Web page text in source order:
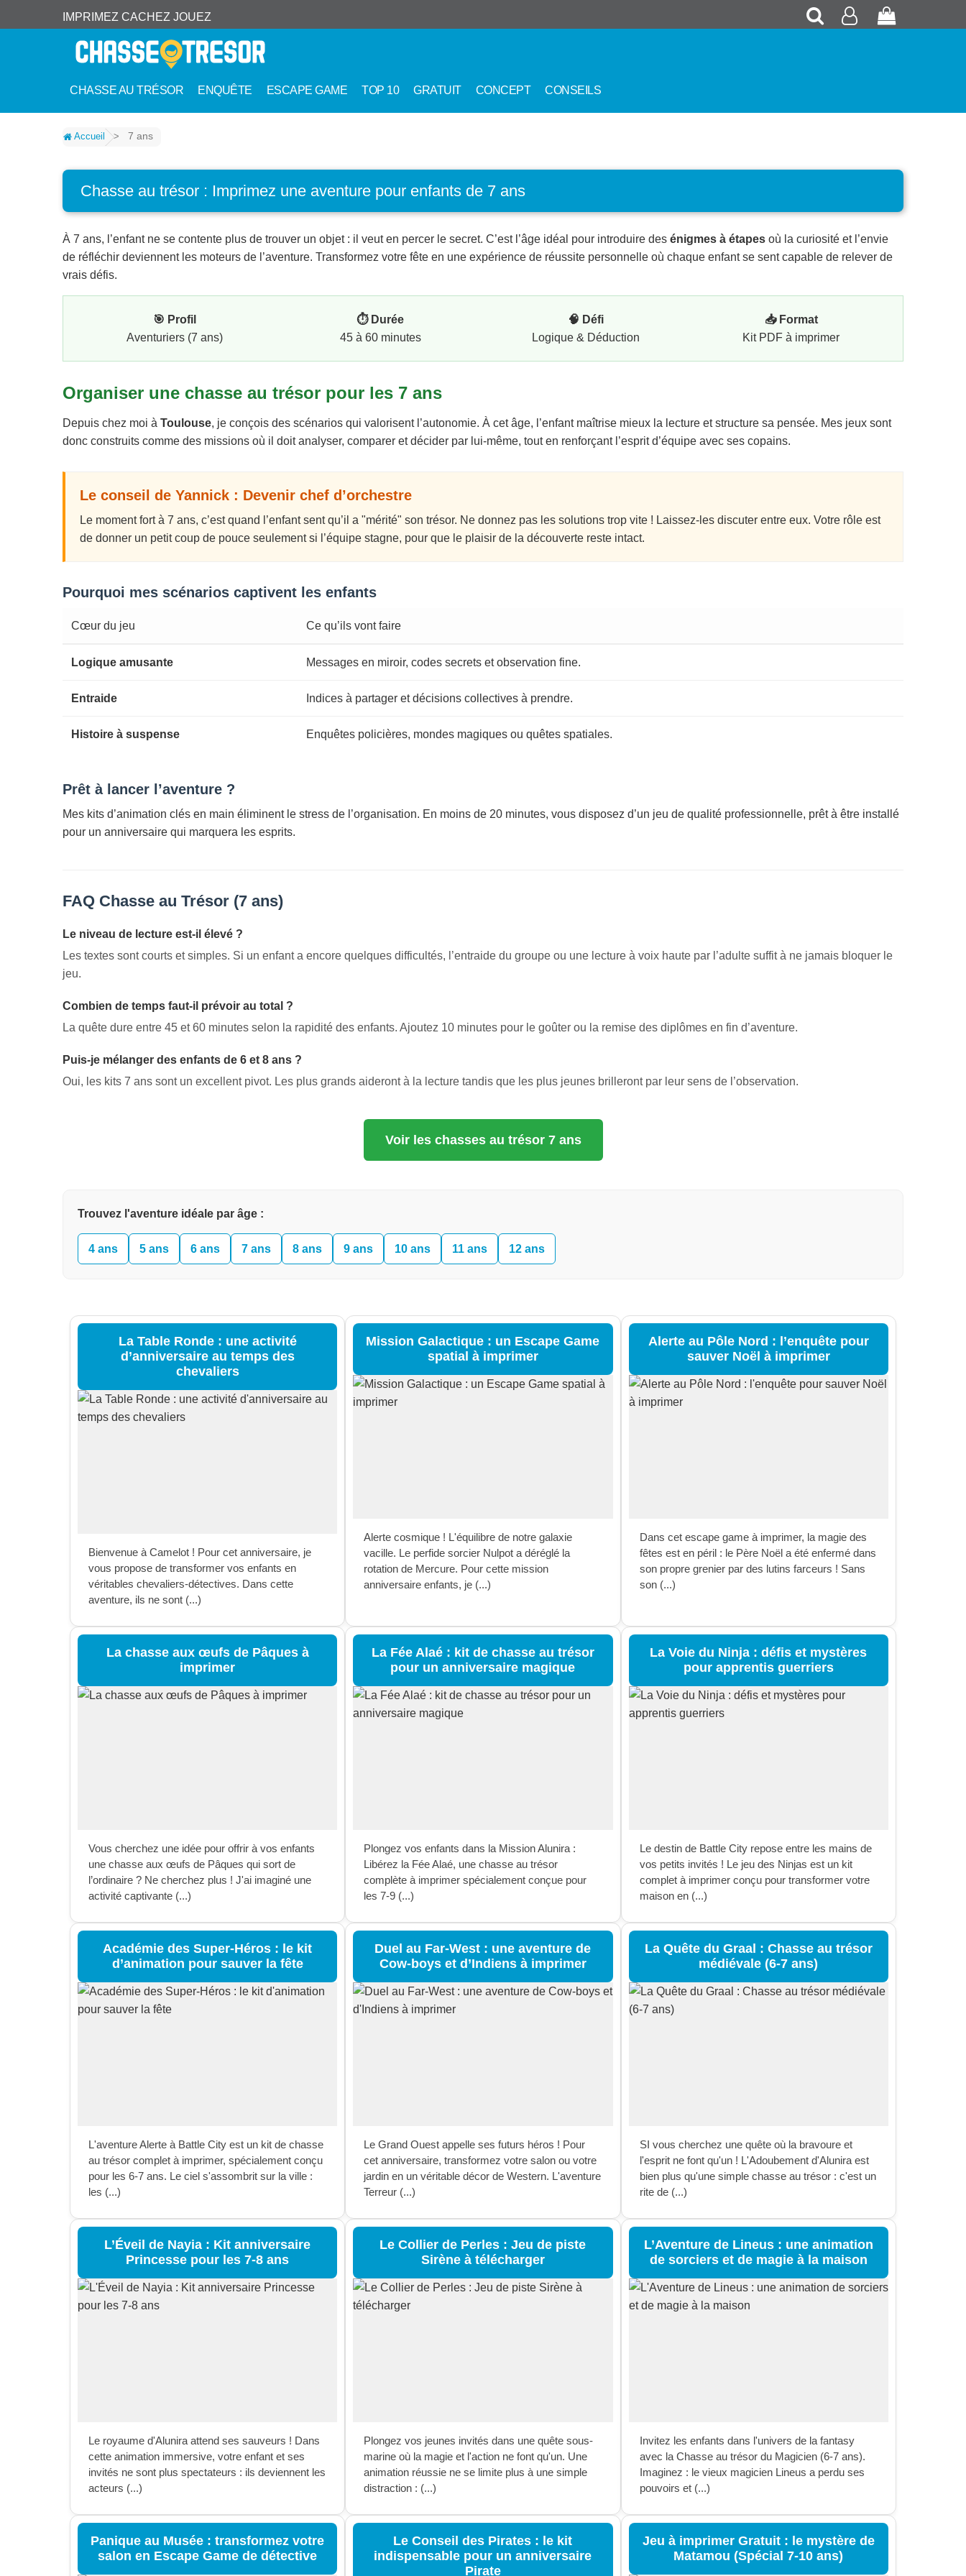
IMPRIMEZ CACHEZ JOUEZ Recherche
Mon
CHASSE AU TRÉSOR ENQUÊTE ESCAPE GAME TOP 10 GRATUIT CONCEPT CONSEILS
Accueil > 7 ans
Chasse au trésor : Imprimez une aventure pour enfants de 7 ans
À 7 ans, l’enfant ne se contente plus de trouver un objet : il veut en percer le secret. C’est l’âge idéal pour introduire des énigmes à étapes où la curiosité et l’envie
de réfléchir deviennent les moteurs de l’aventure. Transformez votre fête en une expérience de réussite personnelle où chaque enfant se sent capable de relever de
vrais défis.
🎯 Profil
Aventuriers (7 ans)
⏱️ Durée
45 à 60 minutes
🧠 Défi
Logique & Déduction
📥 Format
Kit PDF à imprimer
Organiser une chasse au trésor pour les 7 ans
Depuis chez moi à Toulouse, je conçois des scénarios qui valorisent l’autonomie. À cet âge, l’enfant maîtrise mieux la lecture et structure sa pensée. Mes jeux sont
donc construits comme des missions où il doit analyser, comparer et décider par lui-même, tout en renforçant l’esprit d’équipe avec ses copains.
Le conseil de Yannick : Devenir chef d’orchestre
Le moment fort à 7 ans, c’est quand l’enfant sent qu’il a "mérité" son trésor. Ne donnez pas les solutions trop vite ! Laissez-les discuter entre eux. Votre rôle est
de donner un petit coup de pouce seulement si l’équipe stagne, pour que le plaisir de la découverte reste intact.
Pourquoi mes scénarios captivent les enfants
Cœur du jeu Ce qu’ils vont faire
Logique amusante Messages en miroir, codes secrets et observation fine.
Entraide Indices à partager et décisions collectives à prendre.
Histoire à suspense Enquêtes policières, mondes magiques ou quêtes spatiales.
Prêt à lancer l’aventure ?
Mes kits d’animation clés en main éliminent le stress de l’organisation. En moins de 20 minutes, vous disposez d’un jeu de qualité professionnelle, prêt à être installé
pour un anniversaire qui marquera les esprits.
FAQ Chasse au Trésor (7 ans)
Le niveau de lecture est-il élevé ?
Les textes sont courts et simples. Si un enfant a encore quelques difficultés, l’entraide du groupe ou une lecture à voix haute par l’adulte suffit à ne jamais bloquer le
jeu.
Combien de temps faut-il prévoir au total ?
La quête dure entre 45 et 60 minutes selon la rapidité des enfants. Ajoutez 10 minutes pour le goûter ou la remise des diplômes en fin d’aventure.
Puis-je mélanger des enfants de 6 et 8 ans ?
Oui, les kits 7 ans sont un excellent pivot. Les plus grands aideront à la lecture tandis que les plus jeunes brilleront par leur sens de l’observation.
Voir les chasses au trésor 7 ans
Trouvez l'aventure idéale par âge :
4 ans 5 ans 6 ans 7 ans 8 ans 9 ans 10 ans 11 ans 12 ans
La Table Ronde : une activité
d’anniversaire au temps des
chevaliers
Bienvenue à Camelot ! Pour cet anniversaire, je
vous propose de transformer vos enfants en
véritables chevaliers-détectives. Dans cette
aventure, ils ne sont (...)
Mission Galactique : un Escape Game
spatial à imprimer
Alerte cosmique ! L'équilibre de notre galaxie
vacille. Le perfide sorcier Nulpot a déréglé la
rotation de Mercure. Pour cette mission
anniversaire enfants, je (...)
Alerte au Pôle Nord : l’enquête pour
sauver Noël à imprimer
Dans cet escape game à imprimer, la magie des
fêtes est en péril : le Père Noël a été enfermé dans
son propre grenier par des lutins farceurs ! Sans
son (...)
La chasse aux œufs de Pâques à
imprimer
Vous cherchez une idée pour offrir à vos enfants
une chasse aux œufs de Pâques qui sort de
l’ordinaire ? Ne cherchez plus ! J'ai imaginé une
activité captivante (...)
La Fée Alaé : kit de chasse au trésor
pour un anniversaire magique
Plongez vos enfants dans la Mission Alunira :
Libérez la Fée Alaé, une chasse au trésor
complète à imprimer spécialement conçue pour
les 7-9 (...)
La Voie du Ninja : défis et mystères
pour apprentis guerriers
Le destin de Battle City repose entre les mains de
vos petits invités ! Le jeu des Ninjas est un kit
complet à imprimer conçu pour transformer votre
maison en (...)
Académie des Super-Héros : le kit
d’animation pour sauver la fête
L'aventure Alerte à Battle City est un kit de chasse
au trésor complet à imprimer, spécialement conçu
pour les 6-7 ans. Le ciel s'assombrit sur la ville :
les (...)
Duel au Far-West : une aventure de
Cow-boys et d’Indiens à imprimer
Le Grand Ouest appelle ses futurs héros ! Pour
cet anniversaire, transformez votre salon ou votre
jardin en un véritable décor de Western. L'aventure
Terreur (...)
La Quête du Graal : Chasse au trésor
médiévale (6-7 ans)
SI vous cherchez une quête où la bravoure et
l'esprit ne font qu'un ! L'Adoubement d'Alunira est
bien plus qu'une simple chasse au trésor : c'est un
rite de (...)
L’Éveil de Nayia : Kit anniversaire
Princesse pour les 7-8 ans
Le royaume d'Alunira attend ses sauveurs ! Dans
cette animation immersive, votre enfant et ses
invités ne sont plus spectateurs : ils deviennent les
acteurs (...)
Le Collier de Perles : Jeu de piste
Sirène à télécharger
Plongez vos jeunes invités dans une quête sous-
marine où la magie et l'action ne font qu'un. Une
animation réussie ne se limite plus à une simple
distraction : (...)
L’Aventure de Lineus : une animation
de sorciers et de magie à la maison
Invitez les enfants dans l'univers de la fantasy
avec la Chasse au trésor du Magicien (6-7 ans).
Imaginez : le vieux magicien Lineus a perdu ses
pouvoirs et (...)
Panique au Musée : transformez votre
salon en Escape Game de détective
Le Conseil des Pirates : le kit
indispensable pour un anniversaire
Pirate
Jeu à imprimer Gratuit : le mystère de
Matamou (Spécial 7-10 ans)